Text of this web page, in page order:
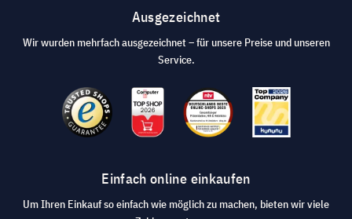
Ausgezeichnet
Wir wurden mehrfach ausgezeichnet – für unsere Preise und unseren
Service.
Einfach online einkaufen
Um Ihren Einkauf so einfach wie möglich zu machen, bieten wir viele